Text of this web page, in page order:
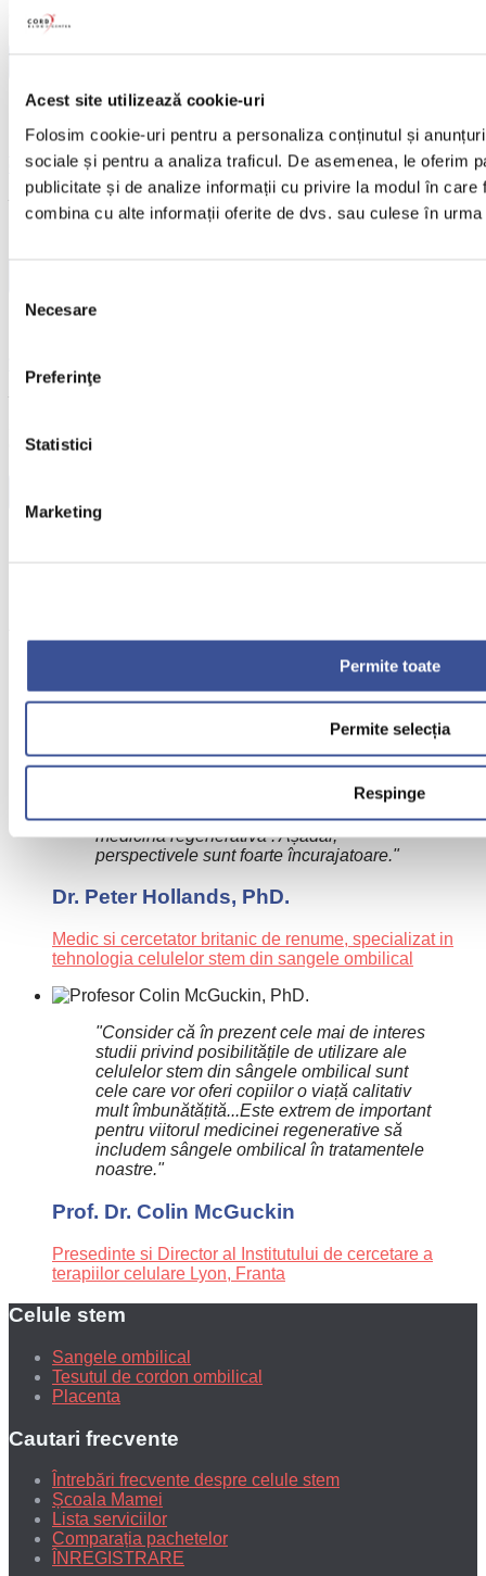
Acest site utilizează cookie-uri
Folosim cookie-uri pentru a personaliza conținutul și
sociale și pentru a analiza traficul. De asemenea, le oferim
publicitate și de analize informații cu privire la modul în
combina cu alte informații oferite de dvs. sau culese în
consimțământului
Necesare
Preferinţe
Statistici
Marketing
Permite toate
Permite selecția
Respinge
ombilical. Este un pas care…
Baby Boom Show 2024 – ediția de toamnă: Vezi oferta Cord Blood
Center
Între 3 și 6 octombrie, în București, Romexpo, pavilionul B1,
Cord Blood Center vă invită cu drag la cel mai…
de…
pentru copilul tău.
"În prezent, suntem în situatia de a dispune
de un sistem foarte bine stabilit pentru
transplanturile cu celule stem din sângele
sânge și de un potential enorm, când vine
vorba de viitor și de procedurile oferite de
medicina regenerativă . Așadar,
perspectivele sunt foarte încurajatoare."
Dr. Peter Hollands, PhD.
Medic si cercetator britanic de renume, specializat in
tehnologia celulelor stem din sangele ombilical
"Consider că în prezent cele mai de interes
studii privind posibilitățile de utilizare ale
celulelor stem din sângele ombilical sunt
cele care vor oferi copiilor o viață calitativ
mult îmbunătățită...Este extrem de important
pentru viitorul medicinei regenerative să
includem sângele ombilical în tratamentele
noastre."
Prof. Dr. Colin McGuckin
Presedinte si Director al Institutului de cercetare a
terapiilor celulare Lyon, Franta
Celule stem
Sangele ombilical
Tesutul de cordon ombilical
Placenta
Cautari frecvente
Întrebări frecvente despre celule stem
Școala Mamei
Lista serviciilor
Comparația pachetelor
ÎNREGISTRARE